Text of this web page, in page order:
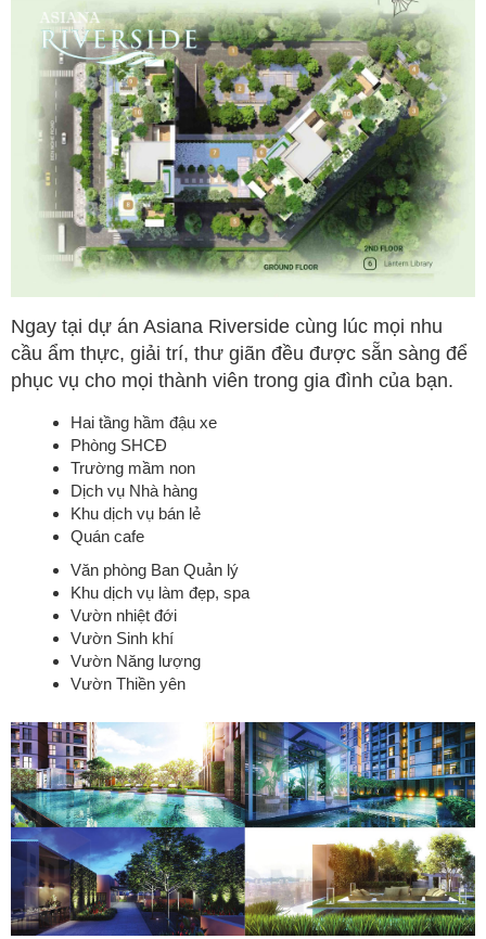
Ngay tại dự án Asiana Riverside cùng lúc mọi nhu
cầu ẩm thực, giải trí, thư giãn đều được sẵn sàng để
phục vụ cho mọi thành viên trong gia đình của bạn.
Hai tầng hầm đậu xe
Phòng SHCĐ
Trường mầm non
Dịch vụ Nhà hàng
Khu dịch vụ bán lẻ
Quán cafe
Văn phòng Ban Quản lý
Khu dịch vụ làm đẹp, spa
Vườn nhiệt đới
Vườn Sinh khí
Vườn Năng lượng
Vườn Thiền yên